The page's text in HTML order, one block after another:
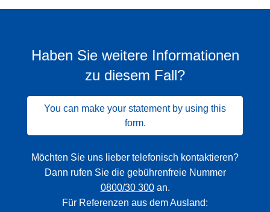
Haben Sie weitere Informationen
zu diesem Fall?
You can make your statement by using this
form.
Möchten Sie uns lieber telefonisch kontaktieren?
Dann rufen Sie die gebührenfreie Nummer
0800/30 300an.
Für Referenzen aus dem Ausland: